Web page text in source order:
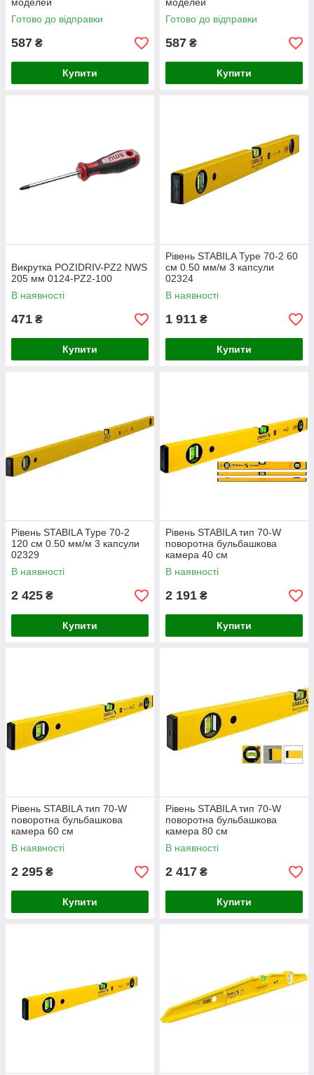
Готово до відправки
587 ₴
Купити
Готово до відправки
587 ₴
Купити
Викрутка POZIDRIV-PZ2 NWS
205 мм 0124-PZ2-100
В наявності
471 ₴
Купити
Рівень STABILA Type 70-2 60
см 0.50 мм/м 3 капсули
02324
В наявності
1 911 ₴
Купити
Рівень STABILA Type 70-2
120 см 0.50 мм/м 3 капсули
02329
В наявності
2 425 ₴
Купити
Рівень STABILA тип 70-W
поворотна бульбашкова
камера 40 см
В наявності
2 191 ₴
Купити
Рівень STABILA тип 70-W
поворотна бульбашкова
камера 60 см
В наявності
2 295 ₴
Купити
Рівень STABILA тип 70-W
поворотна бульбашкова
камера 80 см
В наявності
2 417 ₴
Купити